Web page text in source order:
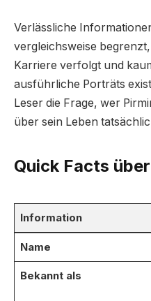
Verlässliche
vergleichsweise
Karriere verfolgt und
ausführliche Porträts
Leser die Frage, wer
über sein Leben
Quick Facts
Information
Name
Bekannt als